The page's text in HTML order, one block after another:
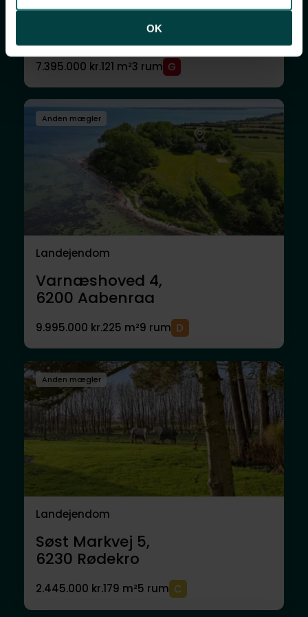
OK
7.395.000 kr.121 m²3 rum
Anden mægler
Landejendom
Varnæshoved 4,
6200 Aabenraa
9.995.000 kr.225 m²9 rum
Anden mægler
Landejendom
Søst Markvej 5,
6230 Rødekro
2.445.000 kr.179 m²5 rum